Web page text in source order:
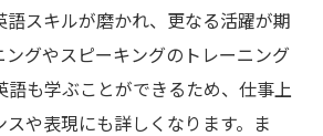
語スキルが磨かれ、更なる活躍が期
ングやスピーキングのトレーニング
語も学ぶことができるため、仕事上
スや表現にも詳しくなります。ま